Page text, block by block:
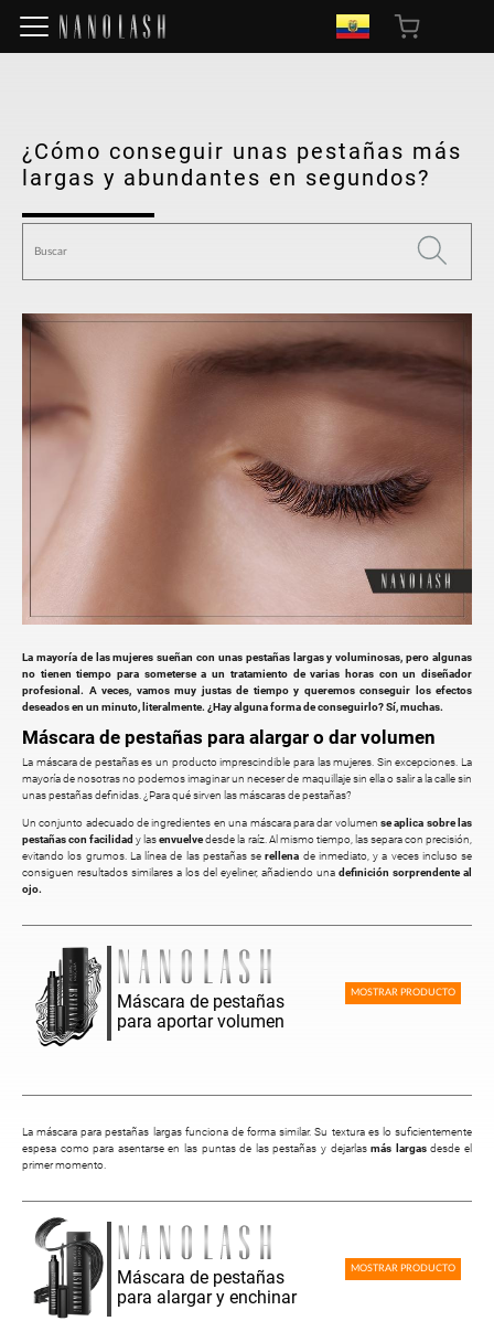
¿Cómo conseguir unas pestañas más
largas y abundantes en segundos?
La mayoría de las mujeres sueñan con unas pestañas largas y voluminosas, pero algunas
no tienen tiempo para someterse a un tratamiento de varias horas con un diseñador
profesional. A veces, vamos muy justas de tiempo y queremos conseguir los efectos
deseados en un minuto, literalmente. ¿Hay alguna forma de conseguirlo? Sí, muchas.
Máscara de pestañas para alargar o dar volumen
La máscara de pestañas es un producto imprescindible para las mujeres. Sin excepciones. La
mayoría de nosotras no podemos imaginar un neceser de maquillaje sin ella o salir a la calle sin
unas pestañas definidas. ¿Para qué sirven las máscaras de pestañas?
Un conjunto adecuado de ingredientes en una máscara para dar volumen se aplica sobre las
pestañas con facilidad y lasenvuelvedesde la raíz. Al mismo tiempo, las separa con precisión,
evitando los grumos. La línea de las pestañas serellena de inmediato, y a veces incluso se
consiguen resultados similares a los del eyeliner, añadiendo una definición sorprendente al
ojo.
Máscara de pestañas
para aportar volumen
MOSTRAR PRODUCTO
La máscara para pestañas largas funciona de forma similar. Su textura es lo suficientemente
espesa como para asentarse en las puntas de las pestañas y dejarlasmás largasdesde el
primer momento.
Máscara de pestañas
para alargar y enchinar
MOSTRAR PRODUCTO